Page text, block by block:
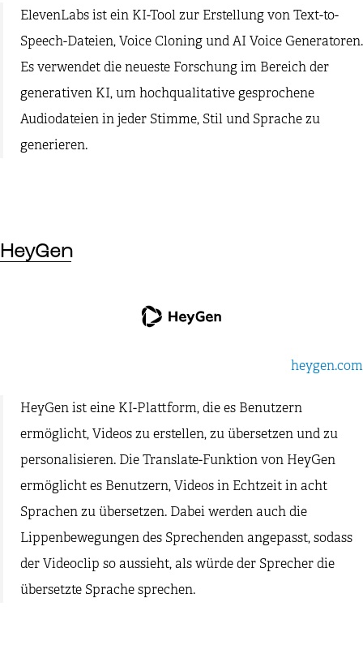
ElevenLabs ist ein KI-Tool zur Erstellung von Text-to-
Speech-Dateien, Voice Cloning und AI Voice Generatoren.
Es verwendet die neueste Forschung im Bereich der
generativen KI, um hochqualitative gesprochene
Audiodateien in jeder Stimme, Stil und Sprache zu
generieren.
HeyGen
heygen.com
HeyGen ist eine KI-Plattform, die es Benutzern
ermöglicht, Videos zu erstellen, zu übersetzen und zu
personalisieren. Die Translate-Funktion von HeyGen
ermöglicht es Benutzern, Videos in Echtzeit in acht
Sprachen zu übersetzen. Dabei werden auch die
Lippenbewegungen des Sprechenden angepasst, sodass
der Videoclip so aussieht, als würde der Sprecher die
übersetzte Sprache sprechen.